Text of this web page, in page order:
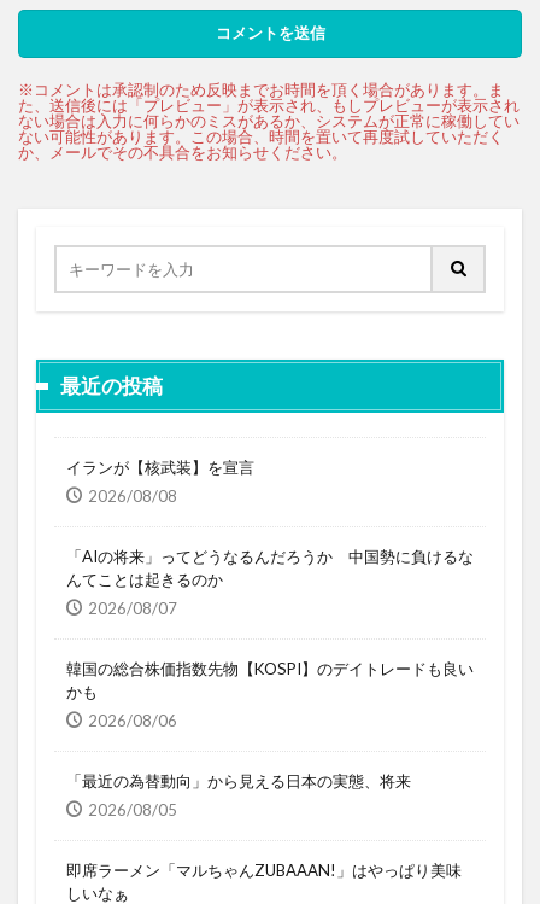
最近の投稿
イランが【核武装】を宣言
2026/08/08
「AIの将来」ってどうなるんだろうか 中国勢に負けるな
んてことは起きるのか
2026/08/07
韓国の総合株価指数先物【KOSPI】のデイトレードも良い
かも
2026/08/06
「最近の為替動向」から見える日本の実態、将来
2026/08/05
即席ラーメン「マルちゃんZUBAAAN!」はやっぱり美味
しいなぁ